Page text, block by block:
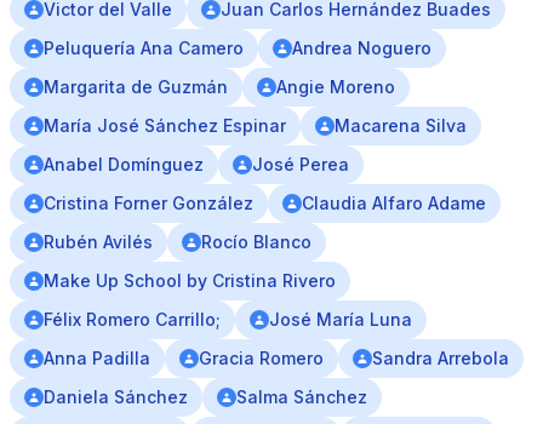
Victor del Valle
Juan Carlos Hernández Buades
Peluquería Ana Camero
Andrea Noguero
Margarita de Guzmán
Angie Moreno
María José Sánchez Espinar
Macarena Silva
Anabel Domínguez
José Perea
Cristina Forner González
Claudia Alfaro Adame
Rubén Avilés
Rocío Blanco
Make Up School by Cristina Rivero
Félix Romero Carrillo;
José María Luna
Anna Padilla
Gracia Romero
Sandra Arrebola
Daniela Sánchez
Salma Sánchez